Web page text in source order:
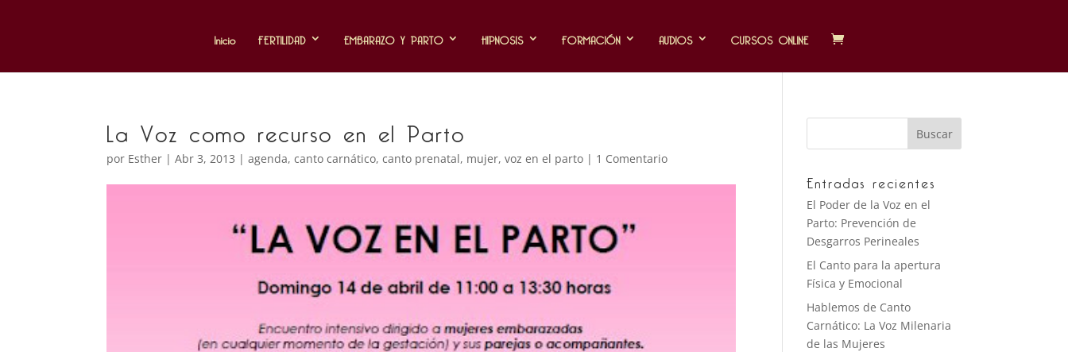
Inicio FERTILIDAD EMBARAZO Y PARTO HIPNOSIS FORMACIÓN AUDIOS CURSOS ONLINE
La Voz como recurso en el Parto
por Esther |Abr 3, 2013 |agenda,canto carnático,canto prenatal, mujer,voz en el parto | 1 Comentario
Entradas recientes
El Poder de la Voz en el
Parto: Prevención de
Desgarros Perineales
El Canto para la apertura
Física y Emocional
Hablemos de Canto
Carnático: La Voz Milenaria
de las Mujeres